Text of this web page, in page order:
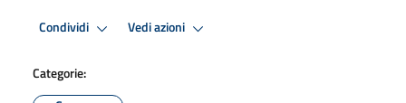
Condividi Vedi azioni
Categorie: